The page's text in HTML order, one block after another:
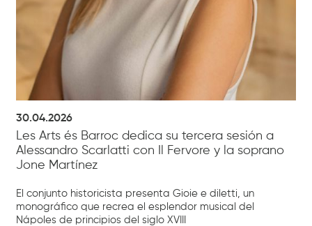
30.04.2026
Les Arts és Barroc dedica su tercera sesión a
Alessandro Scarlatti con Il Fervore y la soprano
Jone Martínez
El conjunto historicista presenta Gioie e diletti, un
monográfico que recrea el esplendor musical del
Nápoles de principios del siglo XVIII